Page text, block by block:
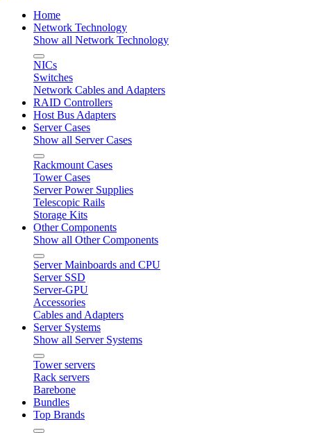
Home
Network Technology
Show all Network Technology
NICs
Switches
Network Cables and Adapters
RAID Controllers
Host Bus Adapters
Server Cases
Show all Server Cases
Rackmount Cases
Tower Cases
Server Power Supplies
Telescopic Rails
Storage Kits
Other Components
Show all Other Components
Server Mainboards and CPU
Server SSD
Server-GPU
Accessories
Cables and Adapters
Server Systems
Show all Server Systems
Tower servers
Rack servers
Barebone
Bundles
Top Brands